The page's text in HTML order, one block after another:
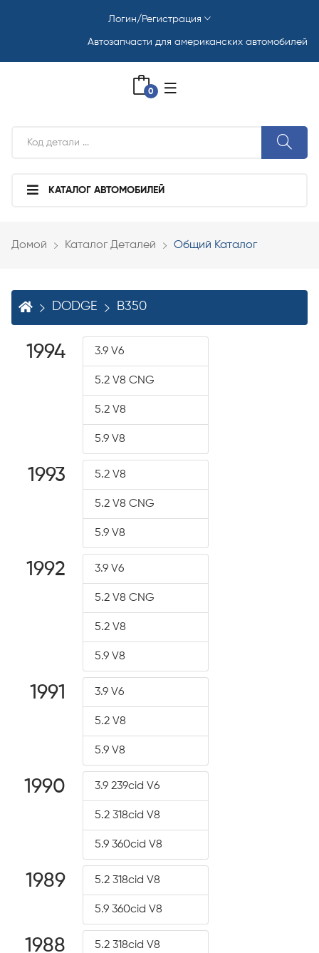
Автозапчасти для американских автомобилей
Логин/Регистрация
0
КАТАЛОГ АВТОМОБИЛЕЙ
Домой Каталог Деталей Общий Каталог
DODGE B350
1994 3.9 V6
5.2 V8 CNG
5.2 V8
5.9 V8
1993 5.2 V8
5.2 V8 CNG
5.9 V8
1992 3.9 V6
5.2 V8 CNG
5.2 V8
5.9 V8
1991 3.9 V6
5.2 V8
5.9 V8
1990 3.9 239cid V6
5.2 318cid V8
5.9 360cid V8
1989 5.2 318cid V8
5.9 360cid V8
1988 5.2 318cid V8